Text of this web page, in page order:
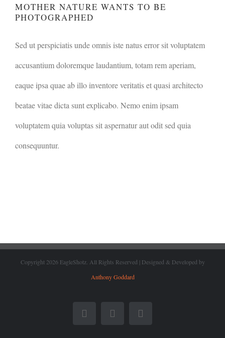
MOTHER NATURE WANTS TO BE
PHOTOGRAPHED
Sed ut perspiciatis unde omnis iste natus error sit voluptatem
accusantium doloremque laudantium, totam rem aperiam,
eaque ipsa quae ab illo inventore veritatis et quasi architecto
beatae vitae dicta sunt explicabo. Nemo enim ipsam
voluptatem quia voluptas sit aspernatur aut odit sed quia
consequuntur.
Copyright 2026 EagleShotz. All Rights Reserved | Designed & Developed by
Anthony Goddard
Facebook